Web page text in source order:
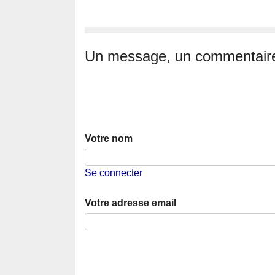
Un message, un
Votre nom
Se connecter
Votre adresse email